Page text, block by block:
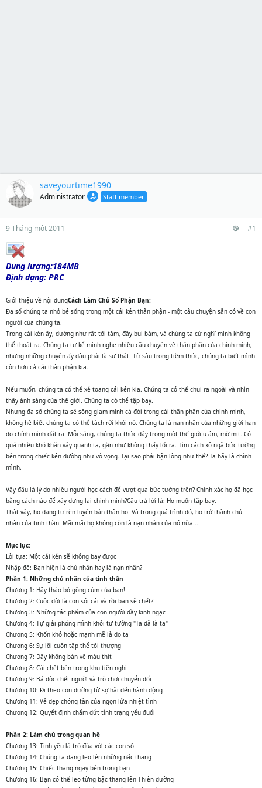
saveyourtime1990
Administrator Staff member
9 Tháng một 2011 #1
Dung lượng:184MB
Định dạng: PRC
Giới thiệu về nội dungCách Làm Chủ Số Phận Bạn:
Đa số chúng ta nhỏ bé sống trong một cái kén thân phận - một câu chuyện sẵn có về con
người của chúng ta.
Trong cái kén ấy, dường như rất tối tăm, đầy bụi bám, và chúng ta cứ nghĩ mình không
thể thoát ra. Chúng ta tự kể mình nghe nhiều câu chuyện về thân phận của chính mình,
nhưng những chuyện ấy đâu phải là sự thật. Từ sâu trong tiềm thức, chúng ta biết mình
còn hơn cả cái thân phận kia.
Nếu muốn, chúng ta có thể xé toang cái kén kia. Chúng ta có thể chui ra ngoài và nhìn
thấy ánh sáng của thế giới. Chúng ta có thể tập bay.
Nhưng đa số chúng ta sẽ sống giam mình cả đời trong cái thân phận của chính mình,
không hề biết chúng ta có thể tách rời khỏi nó. Chúng ta là nạn nhân của những giới hạn
do chính mình đặt ra. Mỗi sáng, chúng ta thức dậy trong một thế giới u ám, mờ mịt. Có
quá nhiều khó khăn vây quanh ta, gần như không thấy lối ra. Tìm cách xô ngã bức tường
bên trong chiếc kén dường như vô vọng. Tại sao phải bận lòng như thế? Ta hãy là chính
mình.
Vậy đâu là lý do nhiều người học cách để vượt qua bức tường trên? Chính xác họ đã học
bằng cách nào để xây dựng lại chính mình?Câu trả lời là: Họ muốn tập bay.
Thật vậy, họ đang tự rèn luyện bản thân họ. Và trong quá trình đó, họ trở thành chủ
nhân của tinh thần. Mãi mãi họ không còn là nạn nhân của nó nữa....
Mục lục:
Lời tựa: Một cái kén sẽ không bay được
Nhập đề: Bạn hiện là chủ nhân hay là nạn nhân?
Phần 1: Những chủ nhân của tinh thần
Chương 1: Hãy tháo bỏ gông cùm của bạn!
Chương 2: Cuộc đời là con sói cái và rồi bạn sẽ chết?
Chương 3: Những tác phẩm của con người đầy kinh ngạc
Chương 4: Tự giải phóng mình khỏi tư tưởng "Ta đã là ta"
Chương 5: Khốn khó hoặc mạnh mẽ là do ta
Chương 6: Sự lôi cuốn tập thể tối thượng
Chương 7: Đây không bàn về máu thịt
Chương 8: Cái chết bên trong khu tiện nghi
Chương 9: Bả độc chết người và trò chơi chuyển đổi
Chương 10: Đi theo con đường từ sợ hãi đến hành động
Chương 11: Vẻ đẹp chóng tàn của ngọn lửa nhiệt tình
Chương 12: Quyết định chấm dứt tình trạng yếu đuối
Phần 2: Làm chủ trong quan hệ
Chương 13: Tình yêu là trò đùa với các con số
Chương 14: Chúng ta đang leo lên những nấc thang
Chương 15: Chiếc thang ngay bên trong bạn
Chương 16: Bạn có thể leo từng bậc thang lên Thiên đường